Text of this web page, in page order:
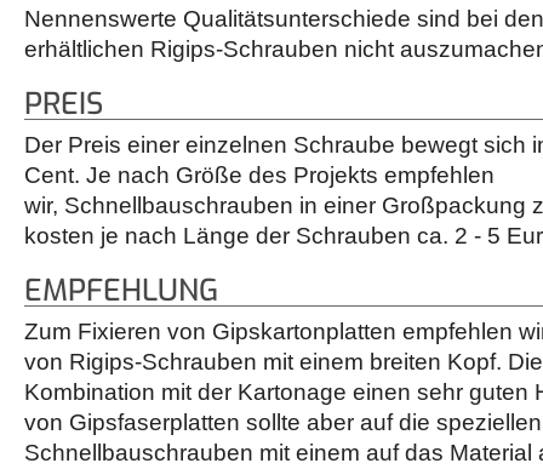
Nennenswerte Qualitätsunterschiede sind bei
erhältlichen Rigips-Schrauben nicht
PREIS
Der Preis einer einzelnen Schraube bewegt sich
Cent. Je nach Größe des Projekts empfehlen
wir, Schnellbauschrauben in einer Großpackung
kosten je nach Länge der Schrauben ca. 2 - 5
EMPFEHLUNG
Zum Fixieren von Gipskartonplatten empfehlen
von Rigips-Schrauben mit einem breiten Kopf.
Kombination mit der Kartonage einen sehr guten
von Gipsfaserplatten sollte aber auf die speziellen
Schnellbauschrauben mit einem auf das Material